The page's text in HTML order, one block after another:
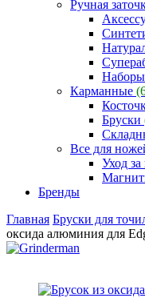
Ручная
Наборы
Карманные
Бруски
Все для
Уход
Бренды
Главная Бруски для
оксида алюминия для